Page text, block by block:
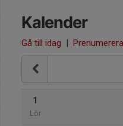
Kalender
Gå till idag | Prenumerera
1
Lör